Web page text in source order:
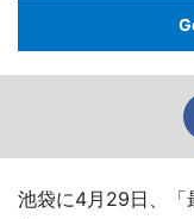
池袋に4月29日、「